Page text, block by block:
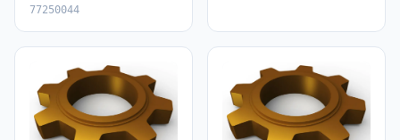
77250044